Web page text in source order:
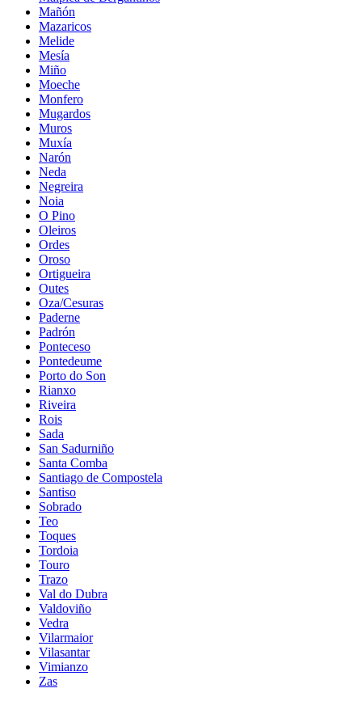
Mañón
Mazaricos
Melide
Mesía
Miño
Moeche
Monfero
Mugardos
Muros
Muxía
Narón
Neda
Negreira
Noia
O Pino
Oleiros
Ordes
Oroso
Ortigueira
Outes
Oza/Cesuras
Paderne
Padrón
Ponteceso
Pontedeume
Porto do Son
Rianxo
Riveira
Rois
Sada
San Sadurniño
Santa Comba
Santiago de Compostela
Santiso
Sobrado
Teo
Toques
Tordoia
Touro
Trazo
Val do Dubra
Valdoviño
Vedra
Vilarmaior
Vilasantar
Vimianzo
Zas